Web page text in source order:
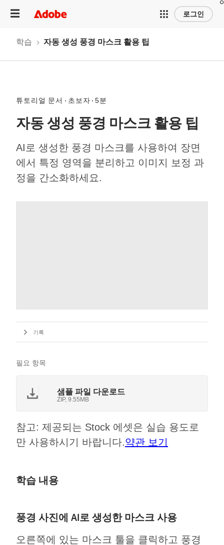
로그인
학습 자동 생성 풍경 마스크 활용 팁
튜토리얼 문서 초보자 5분
자동 생성 풍경 마스크 활용 팁
AI로 생성한 풍경 마스크를 사용하여 장면
에서 특정 영역을 분리하고 이미지 보정 과
정을 간소화하세요.
기록
필요 항목
샘플 파일 다운로드
ZIP, 9.55MB
참고: 제공되는 Stock 에셋은 실습 용도로
만 사용하시기 바랍니다.약관 보기
학습 내용
풍경 사진에 AI로 생성한 마스크 사용
오른쪽에 있는 마스크 툴을 클릭하고 풍경